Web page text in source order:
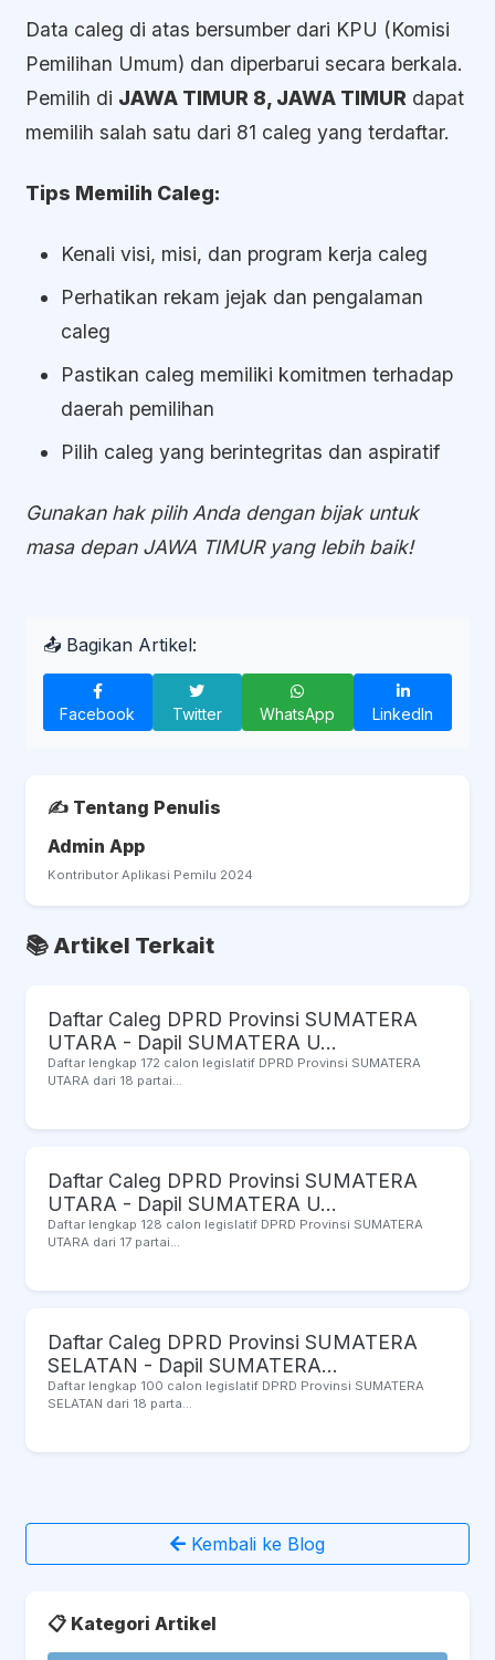
Data caleg di atas bersumber dari KPU (Komisi
Pemilihan Umum) dan diperbarui secara berkala.
Pemilih di JAWA TIMUR 8, JAWA TIMUR dapat
memilih salah satu dari 81 caleg yang terdaftar.
Tips Memilih Caleg:
Kenali visi, misi, dan program kerja caleg
Perhatikan rekam jejak dan pengalaman
caleg
Pastikan caleg memiliki komitmen terhadap
daerah pemilihan
Pilih caleg yang berintegritas dan aspiratif
Gunakan hak pilih Anda dengan bijak untuk
masa depan JAWA TIMUR yang lebih baik!
📤 Bagikan Artikel:
Facebook Twitter WhatsApp LinkedIn
✍️ Tentang Penulis
Admin App
Kontributor Aplikasi Pemilu 2024
📚 Artikel Terkait
Daftar Caleg DPRD Provinsi SUMATERA
UTARA - Dapil SUMATERA U...
Daftar lengkap 172 calon legislatif DPRD Provinsi SUMATERA
UTARA dari 18 partai...
Daftar Caleg DPRD Provinsi SUMATERA
UTARA - Dapil SUMATERA U...
Daftar lengkap 128 calon legislatif DPRD Provinsi SUMATERA
UTARA dari 17 partai...
Daftar Caleg DPRD Provinsi SUMATERA
SELATAN - Dapil SUMATERA...
Daftar lengkap 100 calon legislatif DPRD Provinsi SUMATERA
SELATAN dari 18 parta...
Kembali ke Blog
📋 Kategori Artikel